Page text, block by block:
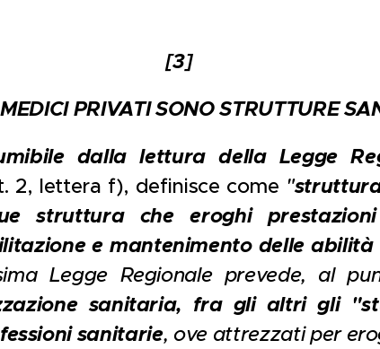
[3]
PRIVATI SONO STRUTTURE
dalla lettura della Legge
2, lettera f), definisce come "
struttura che eroghi
e mantenimento delle abilità
Legge Regionale prevede, al
sanitaria, fra gli altri gli
sanitarie, ove attrezzati per